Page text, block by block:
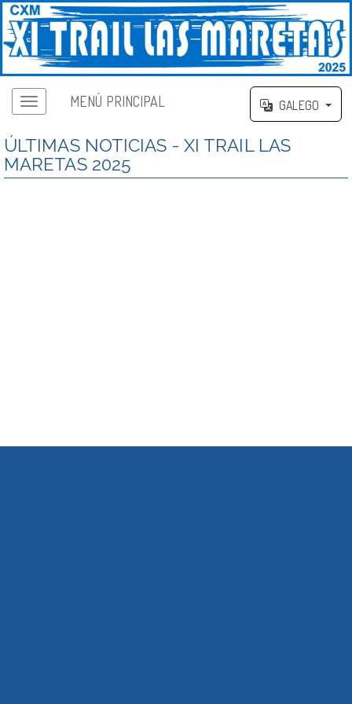
MENÚ PRINCIPAL GALEGO
ÚLTIMAS NOTICIAS - XI TRAIL LAS
MARETAS 2025